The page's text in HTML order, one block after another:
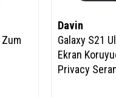
Davin
Galaxy S21
Ekran
Privacy